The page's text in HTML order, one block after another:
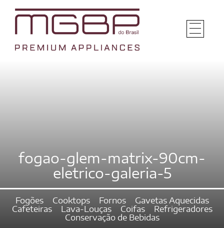
fogao-glem-matrix-90cm-
eletrico-galeria-5
Fogões Cooktops Fornos
Gavetas Aquecidas
Cafeteiras
Lava-Louças Coifas
Refrigeradores
Conservação de Bebidas